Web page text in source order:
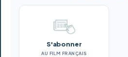
S'abonner
AU FILM FRANÇAIS